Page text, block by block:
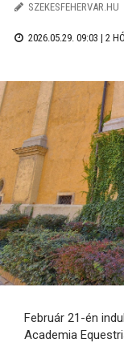
SZEKESFEHERVAR.HU
2026.05.29. 09:03 | 2
Február 21-én
Academia